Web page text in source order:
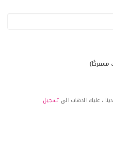
، عليك الذهاب الى تسجيل